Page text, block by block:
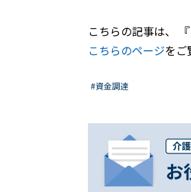
こちらの記事は、
こちらのページをご
#資金調達